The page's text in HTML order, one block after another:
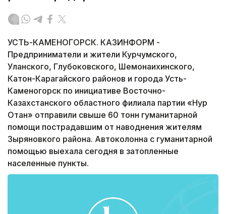
УСТЬ-КАМЕНОГОРСК. КАЗИНФОРМ -
Предприниматели и жители Курчумского,
Уланского, Глубоковского, Шемонаихинского,
Катон-Карагайского районов и города Усть-
Каменогорск по инициативе Восточно-
Казахстанского областного филиала партии «Нур
Отан» отправили свыше 60 тонн гуманитарной
помощи пострадавшим от наводнения жителям
Зыряновкого района. Автоколонна с гуманитарной
помощью выехала сегодня в затопленные
населенные пункты.